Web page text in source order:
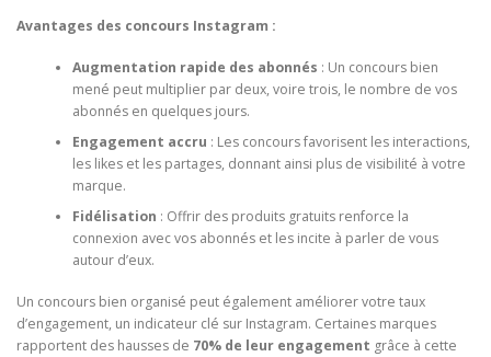
Avantages des concours Instagram :
Augmentation rapide des abonnés : Un concours bien
mené peut multiplier par deux, voire trois, le nombre de vos
abonnés en quelques jours.
Engagement accru : Les concours favorisent les interactions,
les likes et les partages, donnant ainsi plus de visibilité à votre
marque.
Fidélisation : Offrir des produits gratuits renforce la
connexion avec vos abonnés et les incite à parler de vous
autour d’eux.
Un concours bien organisé peut également améliorer votre taux
d’engagement, un indicateur clé sur Instagram. Certaines marques
rapportent des hausses de 70% de leur engagement grâce à cette